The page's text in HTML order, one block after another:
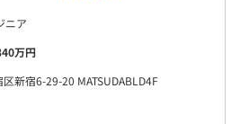
ニア
万円
新宿6-29-20 MATSUDABLD4F